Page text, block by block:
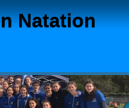
Natation